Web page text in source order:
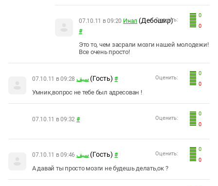
0
0
Оценить:
07.10.11 в 09:20 Инал (Дебошир)
#
Это то, чем засрали мозги нашей молодежи!
Все очень просто!
0
0
Оценить:
07.10.11 в 09:28 سيف (Гость) #
Умник,вопрос не тебе был адресован !
0
0
Оценить:
07.10.11 в 09:32 #
0
0
Оценить:
07.10.11 в 09:46 سيف (Гость) #
А давай ты просто мозги не будешь делать,ок ?